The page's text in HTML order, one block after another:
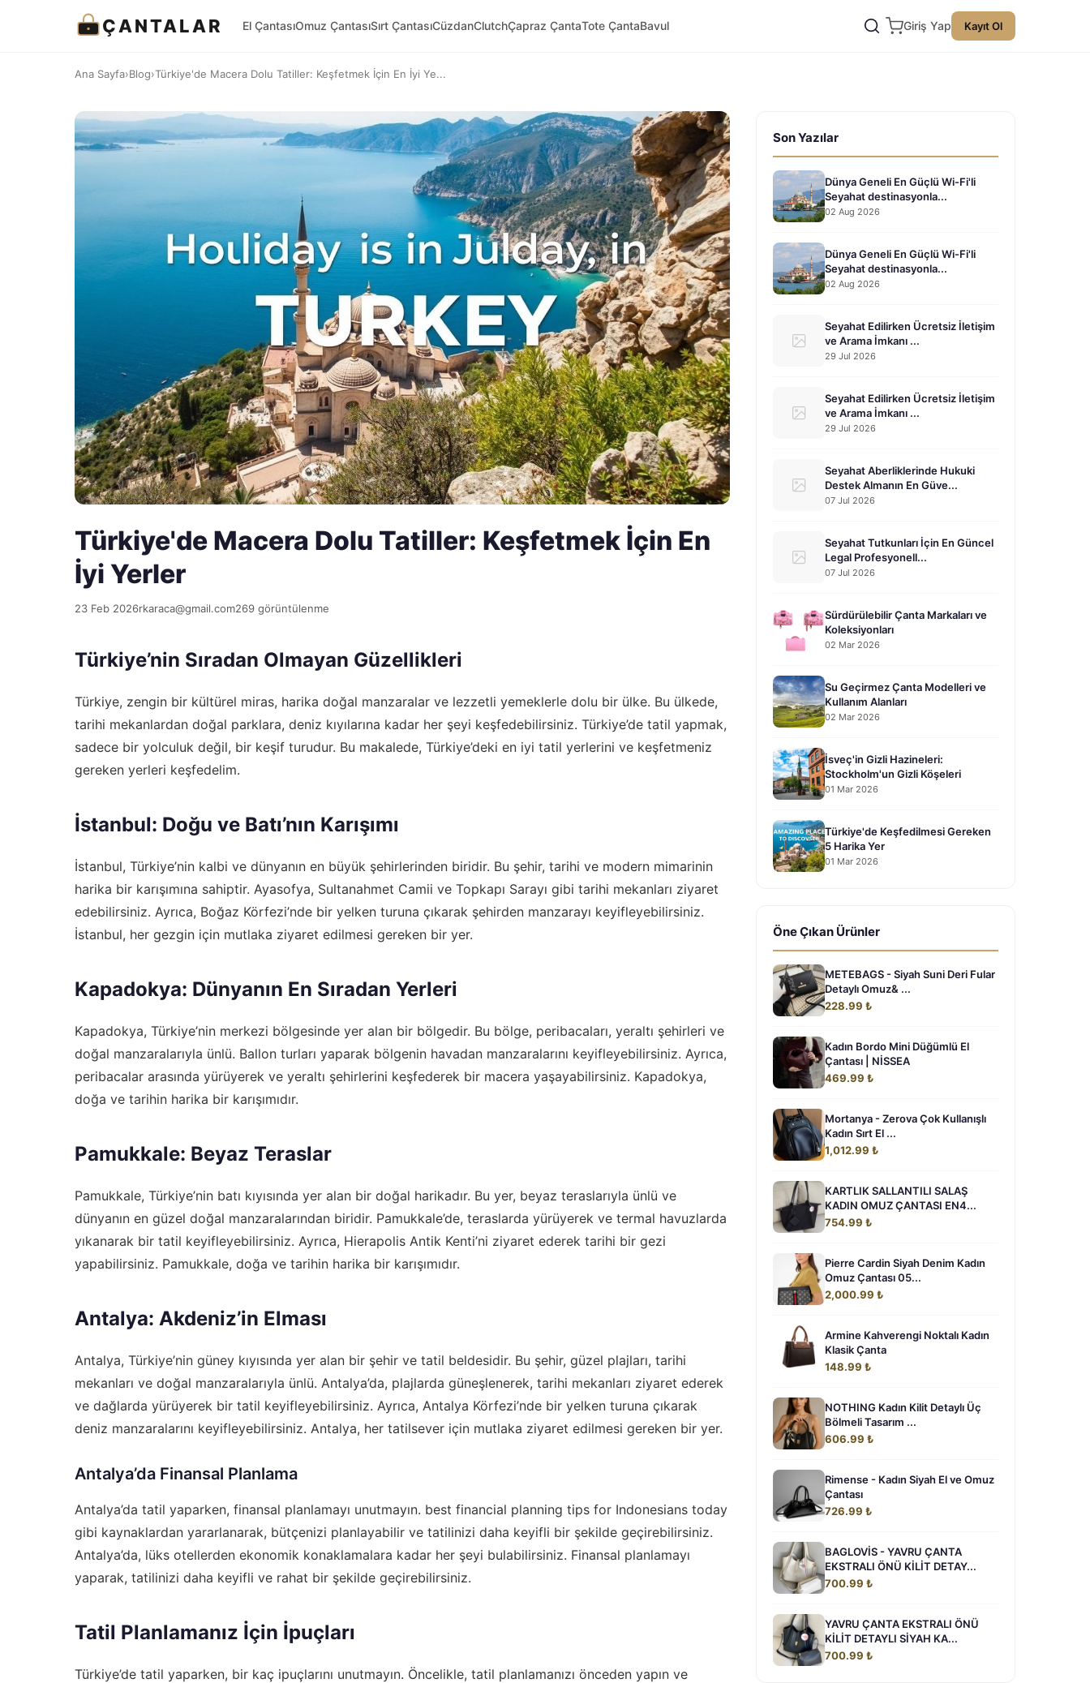
ÇANTALAR El ÇantasıOmuz ÇantasıSırt ÇantasıCüzdanClutchÇapraz ÇantaTote ÇantaBavul Giriş Yap Kayıt Ol
Ana Sayfa›Blog›Türkiye'de Macera Dolu Tatiller: Keşfetmek İçin En İyi Ye...
Türkiye'de Macera Dolu Tatiller: Keşfetmek İçin En
İyi Yerler
23 Feb 2026rkaraca@gmail.com269 görüntülenme
Türkiye’nin Sıradan Olmayan Güzellikleri
Türkiye, zengin bir kültürel miras, harika doğal manzaralar ve lezzetli yemeklerle dolu bir ülke. Bu ülkede,
tarihi mekanlardan doğal parklara, deniz kıyılarına kadar her şeyi keşfedebilirsiniz. Türkiye’de tatil yapmak,
sadece bir yolculuk değil, bir keşif turudur. Bu makalede, Türkiye’deki en iyi tatil yerlerini ve keşfetmeniz
gereken yerleri keşfedelim.
İstanbul: Doğu ve Batı’nın Karışımı
İstanbul, Türkiye’nin kalbi ve dünyanın en büyük şehirlerinden biridir. Bu şehir, tarihi ve modern mimarinin
harika bir karışımına sahiptir. Ayasofya, Sultanahmet Camii ve Topkapı Sarayı gibi tarihi mekanları ziyaret
edebilirsiniz. Ayrıca, Boğaz Körfezi’nde bir yelken turuna çıkarak şehirden manzarayı keyifleyebilirsiniz.
İstanbul, her gezgin için mutlaka ziyaret edilmesi gereken bir yer.
Kapadokya: Dünyanın En Sıradan Yerleri
Kapadokya, Türkiye’nin merkezi bölgesinde yer alan bir bölgedir. Bu bölge, peribacaları, yeraltı şehirleri ve
doğal manzaralarıyla ünlü. Ballon turları yaparak bölgenin havadan manzaralarını keyifleyebilirsiniz. Ayrıca,
peribacalar arasında yürüyerek ve yeraltı şehirlerini keşfederek bir macera yaşayabilirsiniz. Kapadokya,
doğa ve tarihin harika bir karışımıdır.
Pamukkale: Beyaz Teraslar
Pamukkale, Türkiye’nin batı kıyısında yer alan bir doğal harikadır. Bu yer, beyaz teraslarıyla ünlü ve
dünyanın en güzel doğal manzaralarından biridir. Pamukkale’de, teraslarda yürüyerek ve termal havuzlarda
yıkanarak bir tatil keyifleyebilirsiniz. Ayrıca, Hierapolis Antik Kenti’ni ziyaret ederek tarihi bir gezi
yapabilirsiniz. Pamukkale, doğa ve tarihin harika bir karışımıdır.
Antalya: Akdeniz’in Elması
Antalya, Türkiye’nin güney kıyısında yer alan bir şehir ve tatil beldesidir. Bu şehir, güzel plajları, tarihi
mekanları ve doğal manzaralarıyla ünlü. Antalya’da, plajlarda güneşlenerek, tarihi mekanları ziyaret ederek
ve dağlarda yürüyerek bir tatil keyifleyebilirsiniz. Ayrıca, Antalya Körfezi’nde bir yelken turuna çıkarak
deniz manzaralarını keyifleyebilirsiniz. Antalya, her tatilsever için mutlaka ziyaret edilmesi gereken bir yer.
Antalya’da Finansal Planlama
Antalya’da tatil yaparken, finansal planlamayı unutmayın. best financial planning tips for Indonesians today
gibi kaynaklardan yararlanarak, bütçenizi planlayabilir ve tatilinizi daha keyifli bir şekilde geçirebilirsiniz.
Antalya’da, lüks otellerden ekonomik konaklamalara kadar her şeyi bulabilirsiniz. Finansal planlamayı
yaparak, tatilinizi daha keyifli ve rahat bir şekilde geçirebilirsiniz.
Tatil Planlamanız İçin İpuçları
Türkiye’de tatil yaparken, bir kaç ipuçlarını unutmayın. Öncelikle, tatil planlamanızı önceden yapın ve
Son Yazılar
Dünya Geneli En Güçlü Wi-Fi'li
Seyahat destinasyonla...
02 Aug 2026
Dünya Geneli En Güçlü Wi-Fi'li
Seyahat destinasyonla...
02 Aug 2026
Seyahat Edilirken Ücretsiz İletişim
ve Arama İmkanı ...
29 Jul 2026
Seyahat Edilirken Ücretsiz İletişim
ve Arama İmkanı ...
29 Jul 2026
Seyahat Aberliklerinde Hukuki
Destek Almanın En Güve...
07 Jul 2026
Seyahat Tutkunları İçin En Güncel
Legal Profesyonell...
07 Jul 2026
Sürdürülebilir Çanta Markaları ve
Koleksiyonları
02 Mar 2026
Su Geçirmez Çanta Modelleri ve
Kullanım Alanları
02 Mar 2026
İsveç'in Gizli Hazineleri:
Stockholm'un Gizli Köşeleri
01 Mar 2026
Türkiye'de Keşfedilmesi Gereken
5 Harika Yer
01 Mar 2026
Öne Çıkan Ürünler
METEBAGS - Siyah Suni Deri Fular
Detaylı Omuz& ...
228.99 ₺
Kadın Bordo Mini Düğümlü El
Çantası | NİSSEA
469.99 ₺
Mortanya - Zerova Çok Kullanışlı
Kadın Sırt El ...
1,012.99 ₺
KARTLIK SALLANTILI SALAŞ
KADIN OMUZ ÇANTASI EN4...
754.99 ₺
Pierre Cardin Siyah Denim Kadın
Omuz Çantası 05...
2,000.99 ₺
Armine Kahverengi Noktalı Kadın
Klasik Çanta
148.99 ₺
NOTHING Kadın Kilit Detaylı Üç
Bölmeli Tasarım ...
606.99 ₺
Rimense - Kadın Siyah El ve Omuz
Çantası
726.99 ₺
BAGLOVİS - YAVRU ÇANTA
EKSTRALI ÖNÜ KİLİT DETAY...
700.99 ₺
YAVRU ÇANTA EKSTRALI ÖNÜ
KİLİT DETAYLI SİYAH KA...
700.99 ₺